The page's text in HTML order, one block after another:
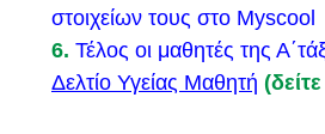
Οδηγίες και Πρόγραμμα
Δοκιμασίας (αγωνίσματα)
Τ.Ε.Φ.Α.Α., ακαδημαϊκού
στοιχείων τους στο Myscool
6. Τέλος οι μαθητές της
Δελτίο Υγείας Μαθητή